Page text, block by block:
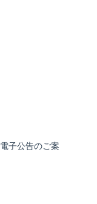
子公告のご案